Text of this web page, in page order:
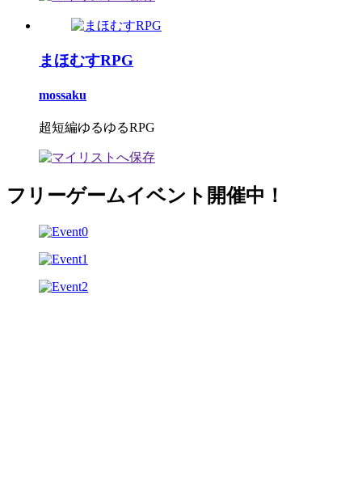
まほむすRPG
mossaku
超短編ゆるゆるRPG
フリーゲームイベント開催中！